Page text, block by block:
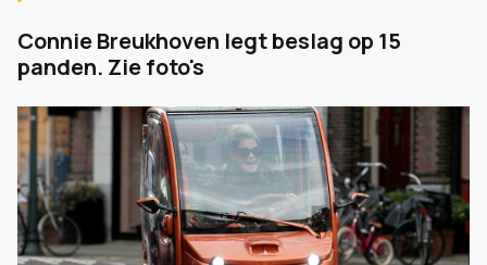
Connie Breukhoven legt beslag op 15
panden. Zie foto's